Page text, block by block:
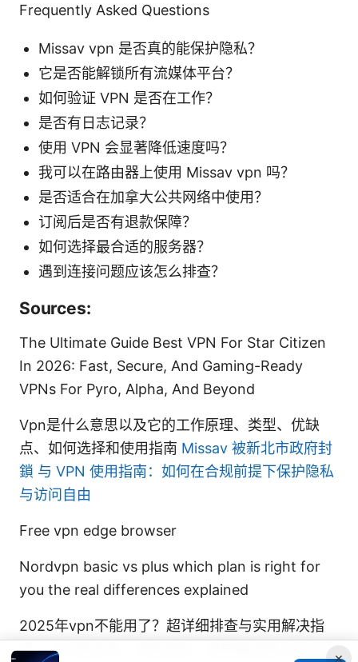
Frequently Asked Questions
Missav vpn 是否真的能保护隐私？
它是否能解锁所有流媒体平台？
如何验证 VPN 是否在工作？
是否有日志记录？
使用 VPN 会显著降低速度吗？
我可以在路由器上使用 Missav vpn 吗？
是否适合在加拿大公共网络中使用？
订阅后是否有退款保障？
如何选择最合适的服务器？
遇到连接问题应该怎么排查？
Sources:
The Ultimate Guide Best VPN For Star Citizen
In 2026: Fast, Secure, And Gaming-Ready
VPNs For Pyro, Alpha, And Beyond
Vpn是什么意思以及它的工作原理、类型、优缺
点、如何选择和使用指南 Missav 被新北市政府封
鎖 与 VPN 使用指南：如何在合规前提下保护隐私
与访问自由
Free vpn edge browser
Nordvpn basic vs plus which plan is right for
you the real differences explained
2025年vpn不能用了？超详细排查与实用解决指
南：VPN稳定性、排查清单、路由器设置与协议优
×